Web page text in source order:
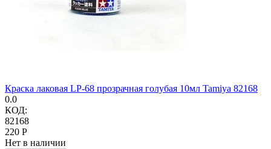
Краска лаковая LP-68 прозрачная голубая 10мл Tamiya 82168
0.0
КОД:
82168
‍220‍ Р
Нет в наличии